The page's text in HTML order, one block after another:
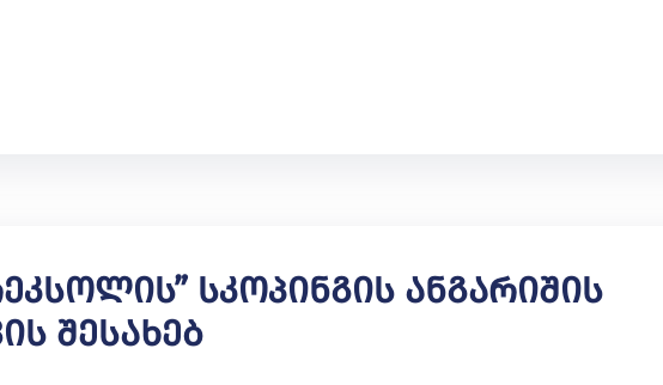
Სკოპინგის Ანგარიშის
Შესახებ